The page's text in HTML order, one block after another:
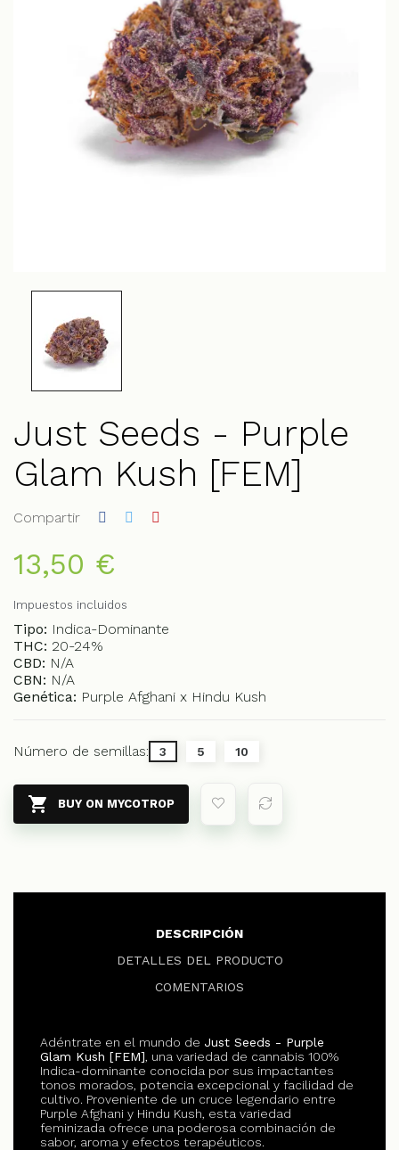
Just Seeds - Purple
Glam Kush [FEM]
Compartir
13,50 €
Impuestos incluidos
Tipo: Indica-Dominante
THC: 20-24%
CBD: N/A
CBN: N/A
Genética: Purple Afghani x Hindu Kush
Número de semillas: 3 5 10
 BUY ON MYCOTROP
DESCRIPCIÓN
DETALLES DEL PRODUCTO
COMENTARIOS
Adéntrate en el mundo de Just Seeds - Purple
Glam Kush [FEM], una variedad de cannabis 100%
Indica-dominante conocida por sus impactantes
tonos morados, potencia excepcional y facilidad de
cultivo. Proveniente de un cruce legendario entre
Purple Afghani y Hindu Kush, esta variedad
feminizada ofrece una poderosa combinación de
sabor, aroma y efectos terapéuticos.